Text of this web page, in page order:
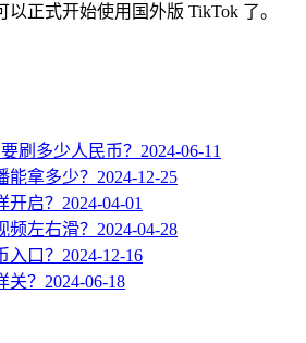
正式开始使用国外版 TikTok 了。
刷多少人民币？ 2024-06-11
能拿多少？ 2024-12-25
启？ 2024-04-01
左右滑？ 2024-04-28
口？ 2024-12-16
？ 2024-06-18